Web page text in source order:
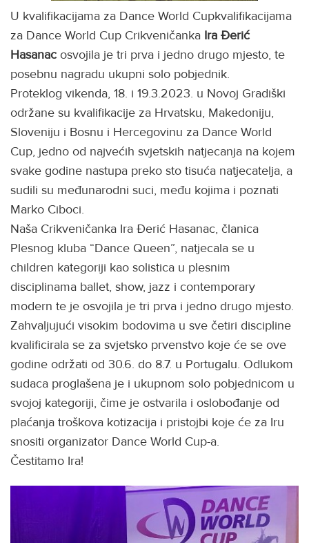
U kvalifikacijama za Dance World Cupkvalifikacijama
za Dance World Cup Crikveničanka Ira Đerić
Hasanac osvojila je tri prva i jedno drugo mjesto, te
posebnu nagradu ukupni solo pobjednik.
Proteklog vikenda, 18. i 19.3.2023. u Novoj Gradiški
održane su kvalifikacije za Hrvatsku, Makedoniju,
Sloveniju i Bosnu i Hercegovinu za Dance World
Cup, jedno od najvećih svjetskih natjecanja na kojem
svake godine nastupa preko sto tisuća natjecatelja, a
sudili su međunarodni suci, među kojima i poznati
Marko Ciboci.
Naša Crikveničanka Ira Đerić Hasanac, članica
Plesnog kluba “Dance Queen”, natjecala se u
children kategoriji kao solistica u plesnim
disciplinama ballet, show, jazz i contemporary
modern te je osvojila je tri prva i jedno drugo mjesto.
Zahvaljujući visokim bodovima u sve četiri discipline
kvalificirala se za svjetsko prvenstvo koje će se ove
godine održati od 30.6. do 8.7. u Portugalu. Odlukom
sudaca proglašena je i ukupnom solo pobjednicom u
svojoj kategoriji, čime je ostvarila i oslobođanje od
plaćanja troškova kotizacija i pristojbi koje će za Iru
snositi organizator Dance World Cup-a.
Čestitamo Ira!